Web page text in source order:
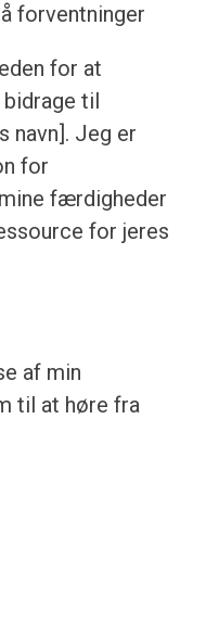
forventninger
for at
bidrage til
navn]. Jeg er
for
færdigheder
for jeres
af min
til at høre fra